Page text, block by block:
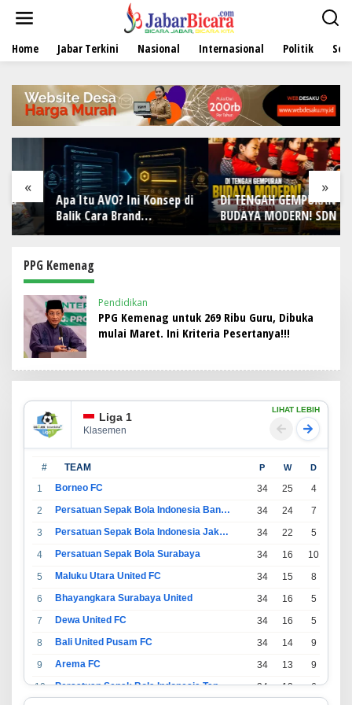
t
Home Jabar Terkini Nasional Internasional Politik
« »
Apa Itu AVO? Ini Konsep di
Balik Cara Brand
Direkomendasikan AI
DI TENGAH GEMPURAN
BUDAYA MODERN! SDN 1
Wanamekar Lahirkan
PPG Kemenag
Pendidikan
PPG Kemenag untuk 269 Ribu Guru, Dibuka
mulai Maret. Ini Kriteria Pesertanya!!!
Liga 1
Klasemen
LIHAT LEBIH
# TEAM P W D
1 Borneo FC 34 25 4
2
Persatuan Sepak Bola Indonesia Bandung 34 24 7
3
Persatuan Sepak Bola Indonesia Jakarta 34 22 5
4
Persatuan Sepak Bola Surabaya 34 16 10
5
Maluku Utara United FC 34 15 8
6
Bhayangkara Surabaya United 34 16 5
7
Dewa United FC 34 16 5
8
Bali United Pusam FC 34 14 9
9
Arema FC 34 13 9
10
Persatuan Sepak Bola Indonesia Tangerang 34 13 6